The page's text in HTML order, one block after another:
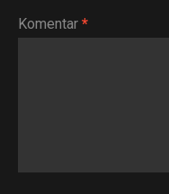
Komentar *